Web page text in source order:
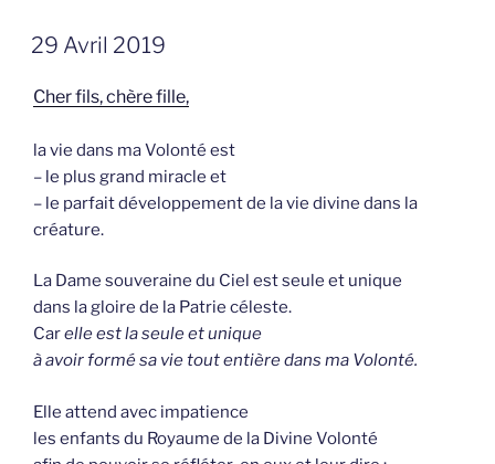
GEPLAATST
OP
29 Avril 2019
Cher fils, chère fille,
la vie dans ma Volonté est
– le plus grand miracle et
– le parfait développement de la vie divine dans la
créature.
La Dame souveraine du Ciel est seule et unique
dans la gloire de la Patrie céleste.
Carelle est la seule et unique
à avoir formé sa vie tout entière dans ma Volonté.
Elle attend avec impatience
les enfants du Royaume de la Divine Volonté